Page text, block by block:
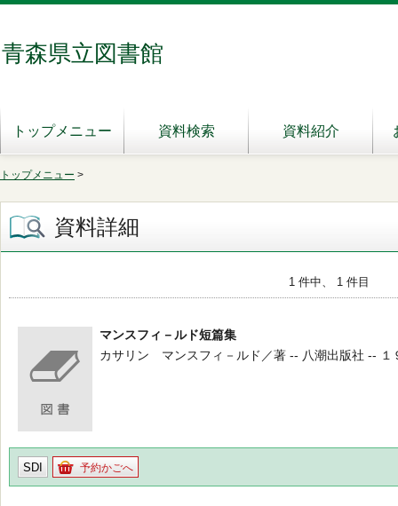
青森県立図書館
トップメニュー 資料検索 資料紹介
トップメニュー >
資料詳細
1 件中、 1 件目
マンスフィ－ルド短篇集
カサリン マンスフィ－ルド／著 -- 八潮出版社 -- １
SDI 予約かごへ